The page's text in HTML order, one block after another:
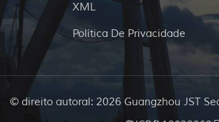
XML
Política De Privacidade
© direito autoral: 2026 Guangzhou JST